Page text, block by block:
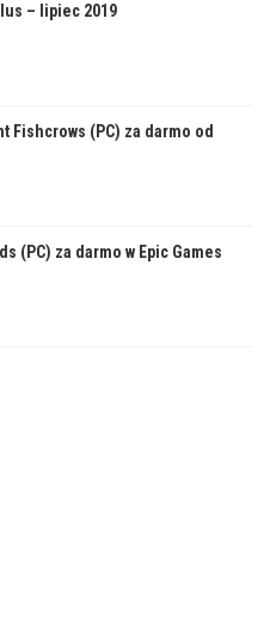
– lipiec 2019
Fishcrows (PC) za darmo od
(PC) za darmo w Epic Games